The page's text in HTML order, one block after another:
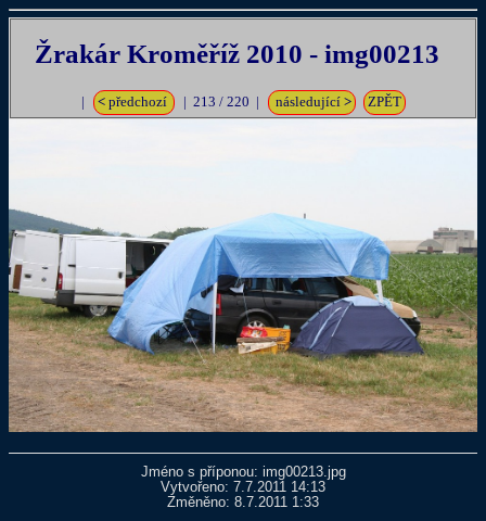
Žrakár Kroměříž 2010 - img00213
< předchozí | 213 / 220 | následující > ZPĚT
Jméno s příponou: img00213.jpg
Vytvořeno: 7.7.2011 14:13
Změněno: 8.7.2011 1:33